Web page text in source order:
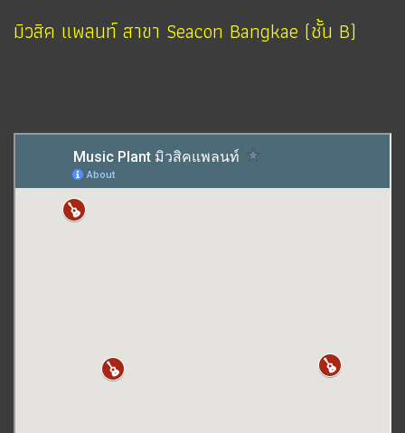
มิวสิค แพลนท์ สาขา Seacon Bangkae (ชั้น B)